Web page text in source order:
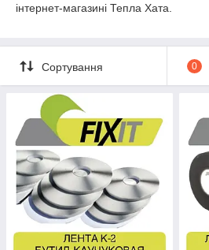
інтернет-магазині Тепла Хата.
Сортування 0